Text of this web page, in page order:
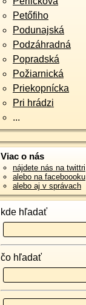
Petőfiho
Podunajská
Podzáhradná
Popradská
Požiarnická
Priekopnícka
Pri hrádzi
...
Viac o nás
nájdete nás na twittri
alebo na faceboooku
alebo aj v správach
kde hľadať
čo hľadať